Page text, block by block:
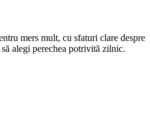
mers mult, cu sfaturi clare despre
alegi perechea potrivită zilnic.